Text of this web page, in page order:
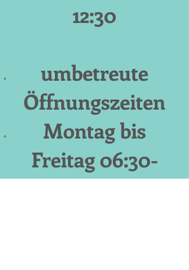
12:30
umbetreute
Öffnungszeiten​
Montag bis
Freitag 06:30-
22:00​